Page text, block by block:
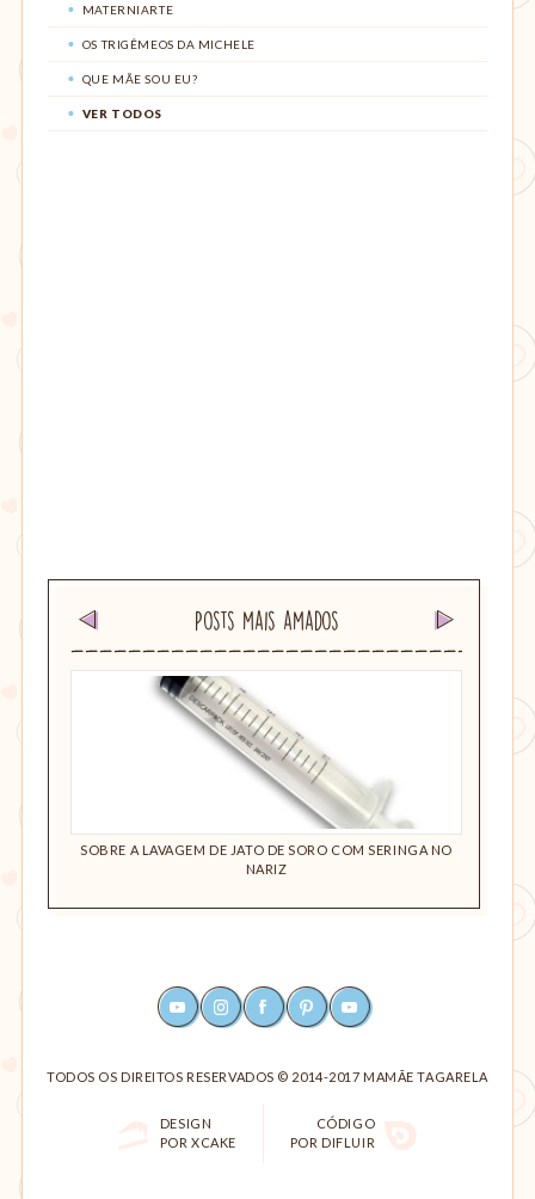
MATERNIARTE
OS TRIGÊMEOS DA MICHELE
QUE MÃE SOU EU?
VER TODOS
Posts mais amados
SOBRE A LAVAGEM DE JATO DE SORO COM SERINGA NO
NARIZ
YOUTUBEINSTAGRAMFACEBOOKPINTEREST
TODOS OS DIREITOS RESERVADOS © 2014-2017 MAMÃE TAGARELA
DESIGN
POR XCAKE
CÓDIGO
POR DIFLUIR